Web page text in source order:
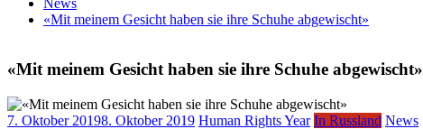
News
«Mit meinem Gesicht haben sie ihre Schuhe abgewischt»
«Mit meinem Gesicht haben sie ihre Schuhe abgewischt»
7. Oktober 20198. Oktober 2019 Human Rights Year In Russland News